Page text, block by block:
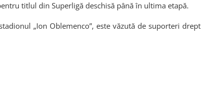
titlul din Superligă deschisă până în ultima etapă.
„Ion Oblemenco”, este văzută de suporteri drept